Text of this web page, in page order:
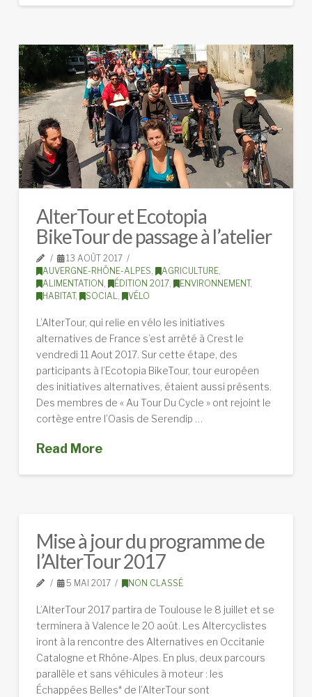
AlterTour et Ecotopia
BikeTour de passage à l’atelier
13 AOÛT 2017
AUVERGNE-RHÔNE-ALPES
AGRICULTURE,
ALIMENTATION
ÉDITION 2017, ENVIRONNEMENT,
HABITAT, SOCIAL VÉLO
L’AlterTour, qui relie en vélo les initiatives
alternatives de France s’est arrêté à Crest le
vendredi 11 Aout 2017. Sur cette étape, des
participants à l’Ecotopia BikeTour, tour européen
des initiatives alternatives, étaient aussi présents.
Des membres de « Au Tour Du Cycle » ont rejoint le
cortège entre l’Oasis de Serendip …
Read More
Mise à jour du programme de
l’AlterTour 2017
5 MAI 2017 NON CLASSÉ
L’AlterTour 2017 partira de Toulouse le 8 juillet et se
terminera à Valence le 20 août. Les Altercyclistes
iront à la rencontre des Alternatives en Occitanie
Catalogne et Rhône-Alpes. En plus, deux parcours
parallèle et sans véhicules à moteur : les
Échappées Belles* de l’AlterTour sont